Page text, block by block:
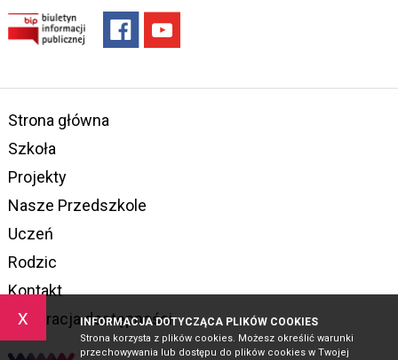
x INFORMACJA DOTYCZĄCA PLIKÓW COOKIES
Strona korzysta z plików cookies. Możesz określić warunki
przechowywania lub dostępu do plików cookies w Twojej
Strona główna
Szkoła
Projekty
Nasze Przedszkole
Uczeń
Rodzic
Kontakt
Deklaracja dostępności